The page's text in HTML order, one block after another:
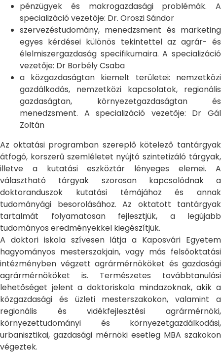
pénzügyek és makrogazdasági problémák. A
specializáció vezetője: Dr. Oroszi Sándor
szervezéstudomány, menedzsment és marketing
egyes kérdései különös tekintettel az agrár- és
élelmiszergazdaság specifikumaira. A specializáció
vezetője: Dr Borbély Csaba
a közgazdaságtan kiemelt területei: nemzetközi
gazdálkodás, nemzetközi kapcsolatok, regionális
gazdaságtan, környezetgazdaságtan és
menedzsment. A specializáció vezetője: Dr Gál
Zoltán
Az oktatási programban szereplő kötelező tantárgyak
átfogó, korszerű szemléletet nyújtó szintetizáló tárgyak,
illetve a kutatási eszköztár lényeges elemei. A
választható tárgyak szorosan kapcsolódnak a
doktoranduszok kutatási témájához és annak
tudományági besorolásához. Az oktatott tantárgyak
tartalmát folyamatosan fejlesztjük, a legújabb
tudományos eredményekkel kiegészítjük.
A doktori iskola szívesen látja a Kaposvári Egyetem
hagyományos mesterszakjain, vagy más felsőoktatási
intézményben végzett agrármérnököket és gazdasági
agrármérnököket is. Természetes továbbtanulási
lehetőséget jelent a doktoriskola mindazoknak, akik a
közgazdasági és üzleti mesterszakokon, valamint a
regionális és vidékfejlesztési agrármérnöki,
környezettudományi és környezetgazdálkodási,
urbanisztikai, gazdasági mérnöki esetleg MBA szakokon
végeztek.